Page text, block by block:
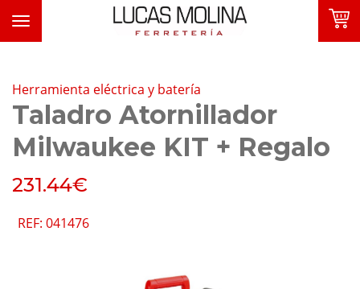
Toggle
navigation
FAVORITOS
SOBRE NOSOTROS
Herramienta eléctrica y batería
Taladro Atornillador
Milwaukee KIT + Regalo
231.44€
REF: 041476